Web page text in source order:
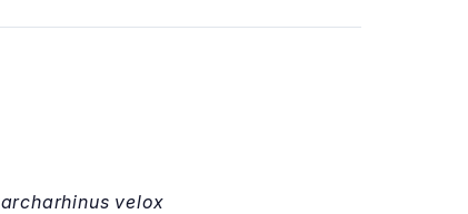
velox